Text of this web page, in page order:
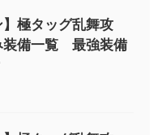
】極タッグ乱舞攻
備一覧 最強装備